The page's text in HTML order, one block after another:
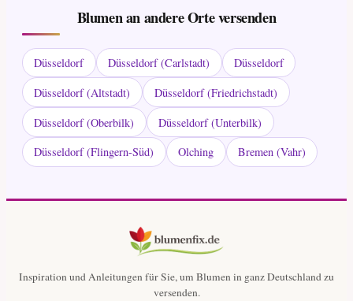
Blumen an andere Orte versenden
Düsseldorf Düsseldorf (Carlstadt)
Düsseldorf
Düsseldorf (Altstadt)
Düsseldorf (Friedrichstadt)
Düsseldorf (Oberbilk)
Düsseldorf (Unterbilk)
Düsseldorf (Flingern-Süd)
Olching Bremen (Vahr)
Inspiration und Anleitungen für Sie, um Blumen in ganz Deutschland zu
versenden.